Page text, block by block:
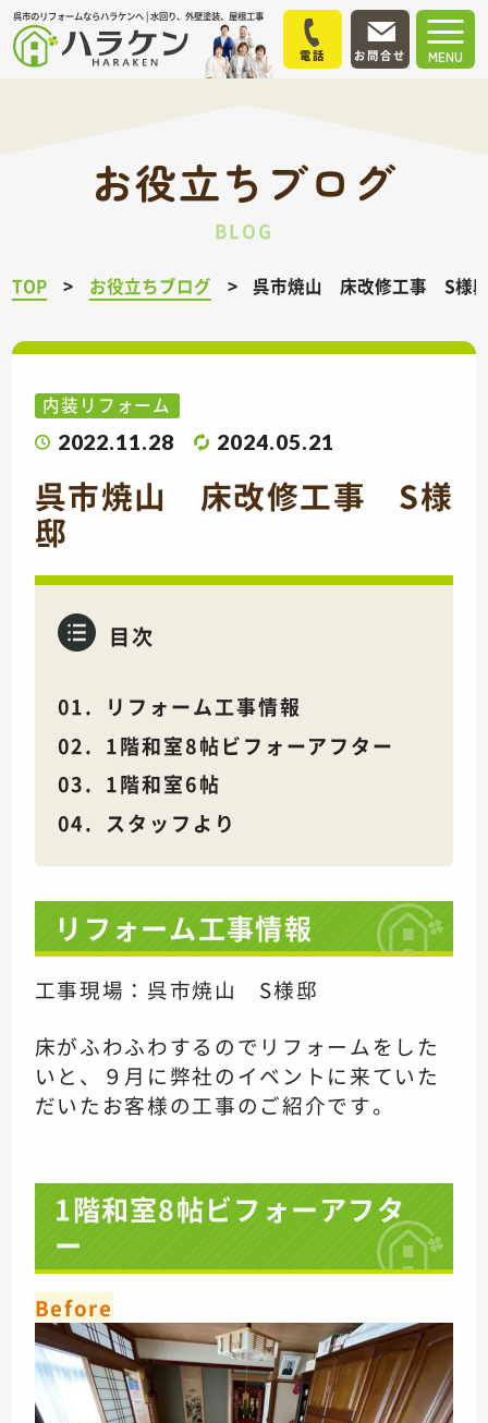
呉市のリフォームならハラケンへ | 水回り、外壁塗装、屋根工事
MENU
電話 お問合せ
お役立ちブログ
BLOG
TOP お役立ちブログ 呉市焼山 床改修工事 S様
内装リフォーム
2022.11.28 2024.05.21
呉市焼山 床改修工事 S様
邸
目次
リフォーム工事情報
1階和室8帖ビフォーアフター
1階和室6帖
スタッフより
リフォーム工事情報
工事現場：呉市焼山 S様邸
床がふわふわするので リフォームをした
いと、
９月に弊社のイベントに来ていた
だいた お客様の工事のご紹介です。
1階和室8帖ビフォーアフタ
ー
Before